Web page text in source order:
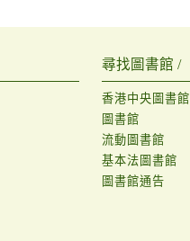
尋找圖書館 /
香港中央圖書館
圖書館
流動圖書館
基本法圖書館
圖書館通告